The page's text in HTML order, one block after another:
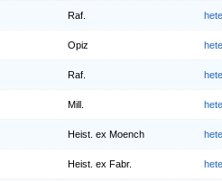
Raf.
Opiz
Raf.
Mill.
Heist. ex Moench
Heist. ex Fabr.